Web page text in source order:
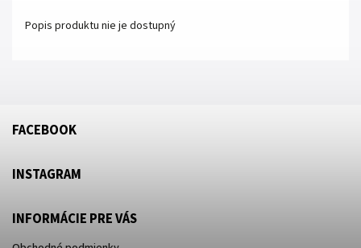
Popis produktu nie je dostupný
FACEBOOK
INSTAGRAM
INFORMÁCIE PRE VÁS